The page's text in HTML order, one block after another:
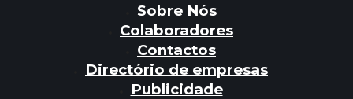
Sobre Nós
Colaboradores
Contactos
Directório de empresas
Publicidade